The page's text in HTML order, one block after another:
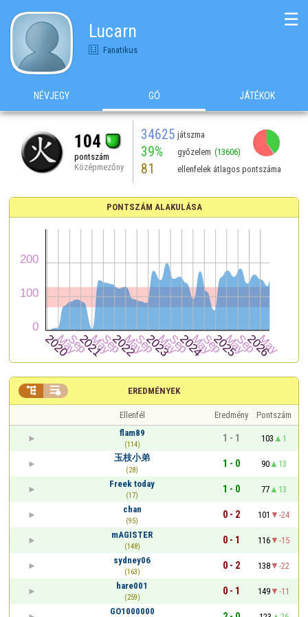
Lucarn
Fanatikus
☰
NÉVJEGY GÓ JÁTÉKOK
104
pontszám
Középmezőny
34625 játszma
39% győzelem (13606)
81 ellenfelek átlagos pontszáma
PONTSZÁM ALAKULÁSA
EREDMÉNYEK
 
Ellenfél Eredmény
Pontszám
flam89
(114)
1 - 1 103
1
玉枝小弟
(28)
1 - 0 90
13
Freek today
(17)
1 - 0 77
13
chan
(95)
0 - 2 101
-24
mAGISTER
(148)
0 - 1 116
-15
sydney06
(163)
0 - 2 138
-22
hare001
(259)
0 - 1 149
-11
GO1000000